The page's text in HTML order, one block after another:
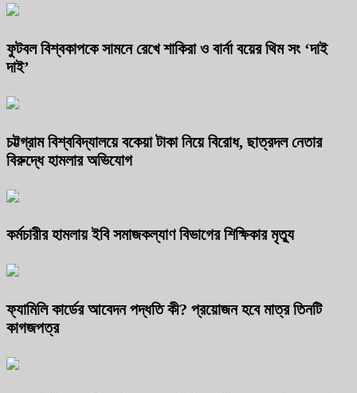
ফুটবল বিশ্বকাপকে সামনে রেখে শাকিরা ও বার্না বয়ের থিম সং ‘দাই
দাই’
চট্টগ্রাম বিশ্ববিদ্যালয়ে বকেয়া টাকা নিয়ে বিরোধ, ছাত্রদল নেতার
বিরুদ্ধে হামলার অভিযোগ
কর্মচারীর হামলায় ইবি সমাজকল্যাণ বিভাগের শিক্ষিকার মৃত্যু
ফ্যামিলি কার্ডের আবেদন পদ্ধতি কী? প্রয়োজন হবে মাত্র তিনটি
কাগজপত্র